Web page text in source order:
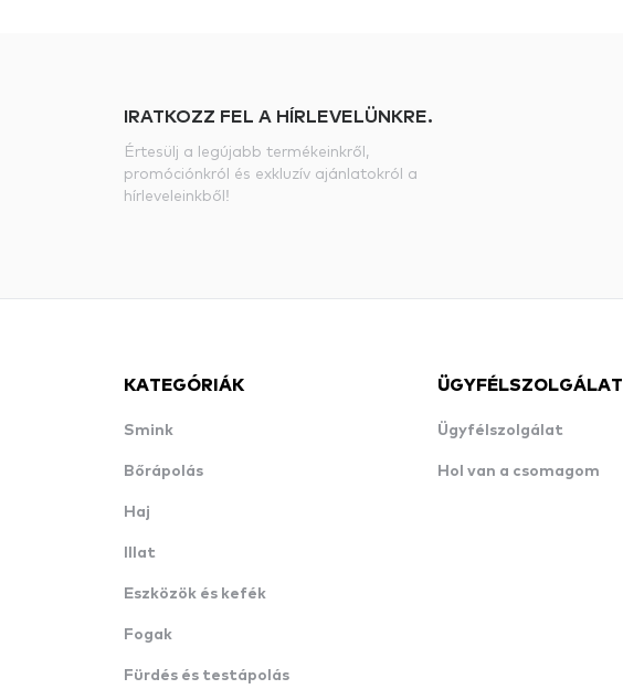
IRATKOZZ FEL A HÍRLEVELÜNKRE.
Értesülj a legújabb termékeinkről,
promóciónkról és exkluzív ajánlatokról a
hírleveleinkből!
KATEGÓRIÁK
Smink
Bőrápolás
Haj
Illat
Eszközök és kefék
Fogak
Fürdés és testápolás
ÜGYFÉLSZOLGÁLAT
Ügyfélszolgálat
Hol van a csomagom